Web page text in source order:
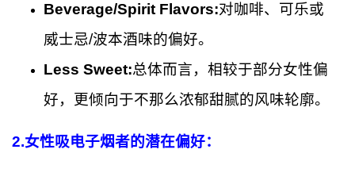
Beverage/Spirit Flavors:对咖啡、可乐或
威士忌/波本酒味的偏好。
Less Sweet:总体而言，相较于部分女性偏
好，更倾向于不那么浓郁甜腻的风味轮廓。
2.女性吸电子烟者的潜在偏好：